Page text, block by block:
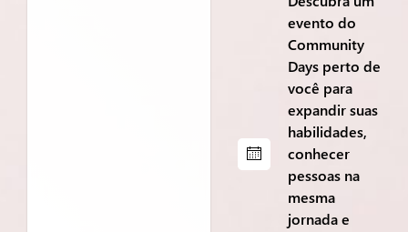
evento do
Community
Days perto de
você para
expandir suas
habilidades,
conhecer
pessoas na
mesma
jornada e